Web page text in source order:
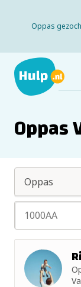
Oppas
Oppas
Oppas